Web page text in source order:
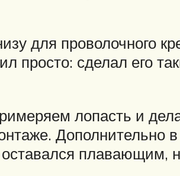
для проволочного
просто: сделал его
лопасть и
Дополнительно
плавающим,